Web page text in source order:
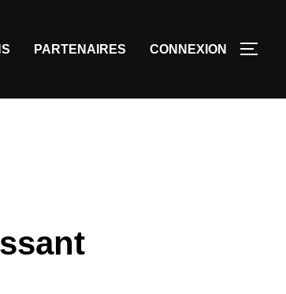
PARTENAIRES CONNEXION